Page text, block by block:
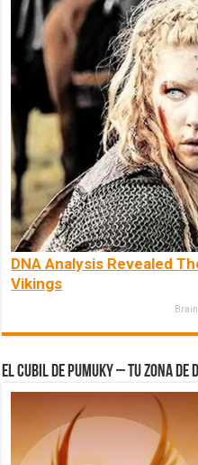
DNA Analysis Revealed
Vikings
El Cubil de Pumuky – Tu zona de